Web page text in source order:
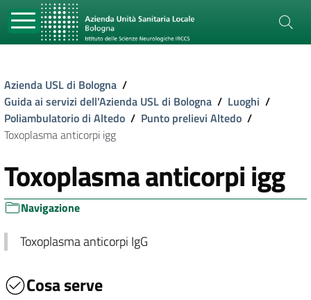
Azienda USL di Bologna /
Guida ai servizi dell'Azienda USL di Bologna / Luoghi /
Poliambulatorio di Altedo / Punto prelievi Altedo /
Toxoplasma anticorpi igg
Toxoplasma anticorpi igg
Navigazione
Toxoplasma anticorpi IgG
Cosa serve